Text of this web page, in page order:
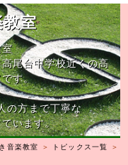
室
室
尾台中学校近くの高
す。
の方まで丁寧な
います。
音楽教室 ＞ トピックス一覧
＞